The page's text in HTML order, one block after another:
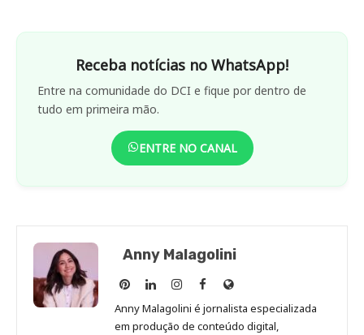
Receba notícias no WhatsApp!
Entre na comunidade do DCI e fique por dentro de
tudo em primeira mão.
ENTRE NO CANAL
Anny Malagolini
Anny
Malagolini
no
Anny
Malagolini
no
Anny
Malagolini
no
Anny
Malagolini
no
Site
de
Anny
Anny Malagolini é jornalista especializada
em produção de conteúdo digital,